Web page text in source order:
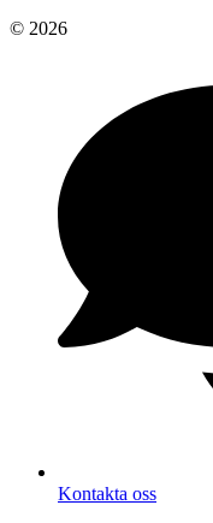
© 2026
Kontakta oss